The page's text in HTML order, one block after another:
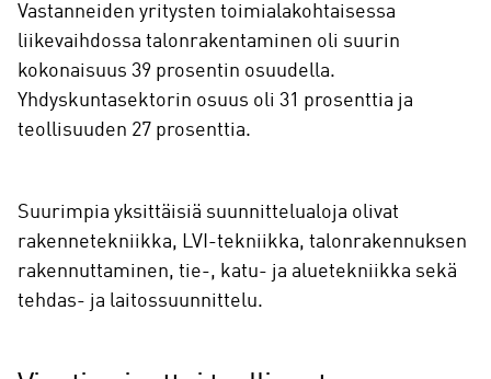
Vastanneiden yritysten toimialakohtaisessa
liikevaihdossa talonrakentaminen oli suurin
kokonaisuus 39 prosentin osuudella.
Yhdyskuntasektorin osuus oli 31 prosenttia ja
teollisuuden 27 prosenttia.
Suurimpia yksittäisiä suunnittelualoja olivat
rakennetekniikka, LVI-tekniikka, talonrakennuksen
rakennuttaminen, tie-, katu- ja aluetekniikka sekä
tehdas- ja laitossuunnittelu.